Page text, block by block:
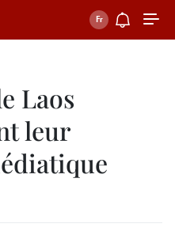
Laos
leur